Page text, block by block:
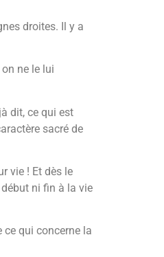
droites. Il y a
ne le lui
dit, ce qui est
sacré de
vie ! Et dès le
ni fin à la vie
ce qui concerne la